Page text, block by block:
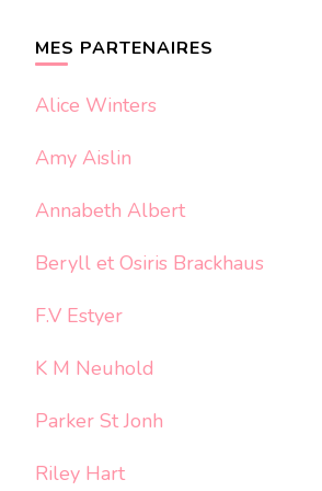
MES PARTENAIRES
Alice Winters
Amy Aislin
Annabeth Albert
Beryll et Osiris Brackhaus
F.V Estyer
K M Neuhold
Parker St Jonh
Riley Hart